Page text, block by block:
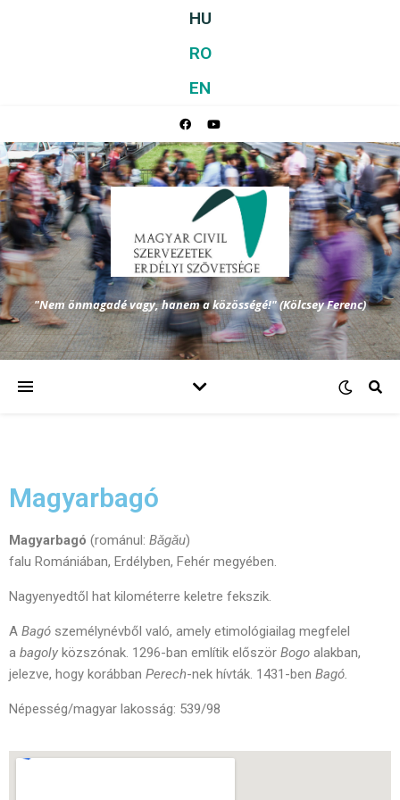
HU
RO
EN
"Nem önmagadé vagy, hanem a közösségé!" (Kölcsey Ferenc)
Magyarbagó
Magyarbagó (románul: Bǎgǎu)
falu Romániában, Erdélyben, Fehér megyében.
Nagyenyedtől hat kilométerre keletre fekszik.
A Bagó személynévből való, amely etimológiailag megfelel
a bagoly közszónak. 1296-ban említik először Bogo alakban,
jelezve, hogy korábban Perech-nek hívták. 1431-ben Bagó.
Népesség/magyar lakosság: 539/98